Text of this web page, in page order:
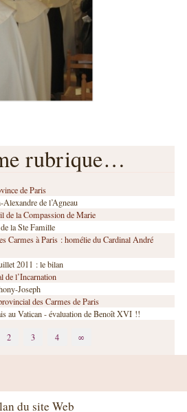
rubrique…
de Paris
de l’Agneau
de la Compassion de Marie
la Ste Famille
Carmes à Paris : homélie du Cardinal André
2011 : le bilan
de l’Incarnation
Joseph
des Carmes de Paris
au Vatican - évaluation de Benoît XVI !!
2 3 4 ∞
du site Web